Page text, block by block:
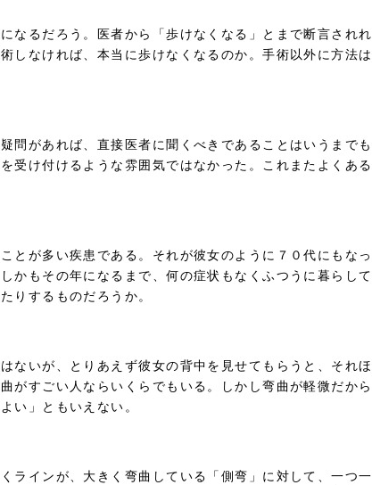
なるだろう。医者から「歩けなくなる」とまで断言されれ
しなければ、本当に歩けなくなるのか。手術以外に方法は
問があれば、直接医者に聞くべきであることはいうまでも
受け付けるような雰囲気ではなかった。これまたよくある
とが多い疾患である。それが彼女のように７０代にもなっ
かもその年になるまで、何の症状もなくふつうに暮らして
りするものだろうか。
ないが、とりあえず彼女の背中を見せてもらうと、それほ
がすごい人ならいくらでもいる。しかし弯曲が軽微だから
い」ともいえない。
ラインが、大きく弯曲している「側弯」に対して、一つ一